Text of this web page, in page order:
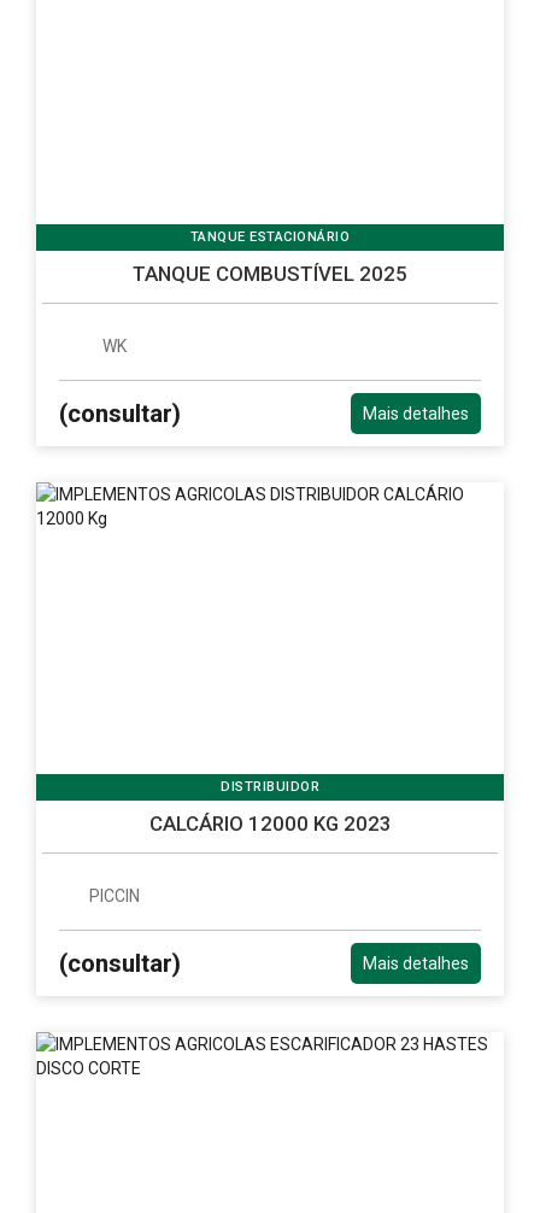
TANQUE ESTACIONÁRIO
TANQUE COMBUSTÍVEL 2025
WK
(consultar) Mais detalhes
DISTRIBUIDOR
CALCÁRIO 12000 KG 2023
PICCIN
(consultar) Mais detalhes